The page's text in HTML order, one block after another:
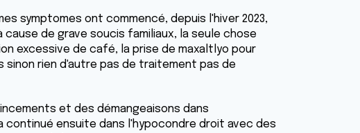
symptomes ont commencé, depuis l'hiver 2023,
de grave soucis familiaux, la seule chose
excessive de café, la prise de maxaltlyo pour
sinon rien d'autre pas de traitement pas de
et des démangeaisons dans
continué ensuite dans l'hypocondre droit avec des